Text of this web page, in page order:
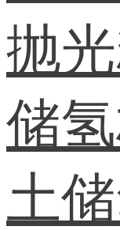
抛
储
土